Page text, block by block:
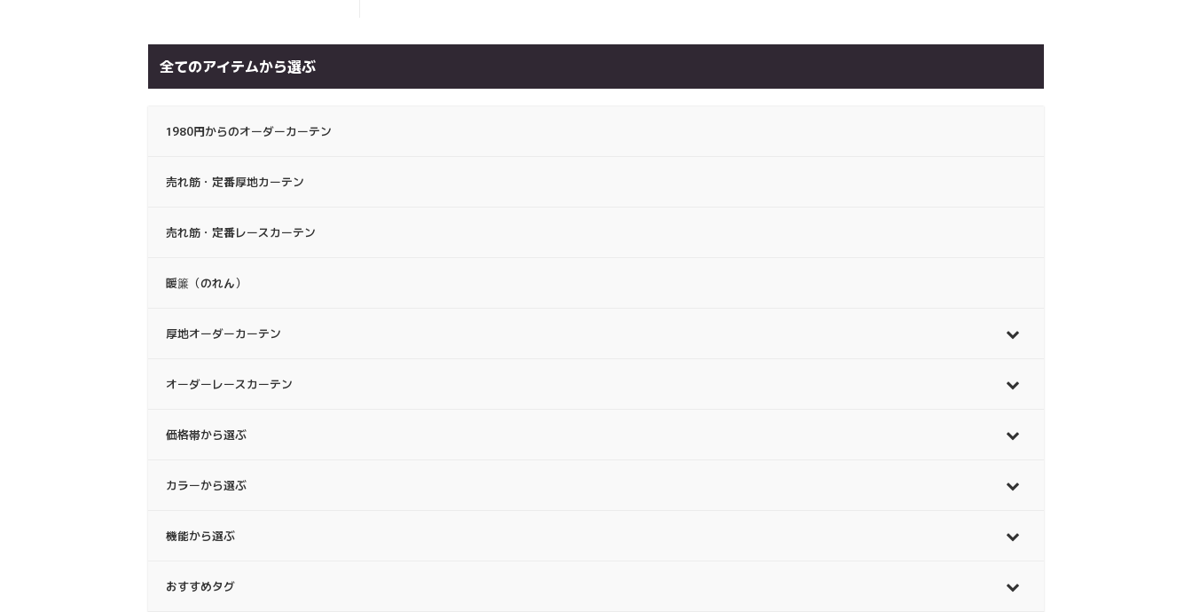
全てのアイテムから選ぶ
1980円からのオーダーカーテン
売れ筋・定番厚地カーテン
売れ筋・定番レースカーテン
暖簾（のれん）
厚地オーダーカーテン
オーダーレースカーテン
価格帯から選ぶ
カラーから選ぶ
機能から選ぶ
おすすめタグ